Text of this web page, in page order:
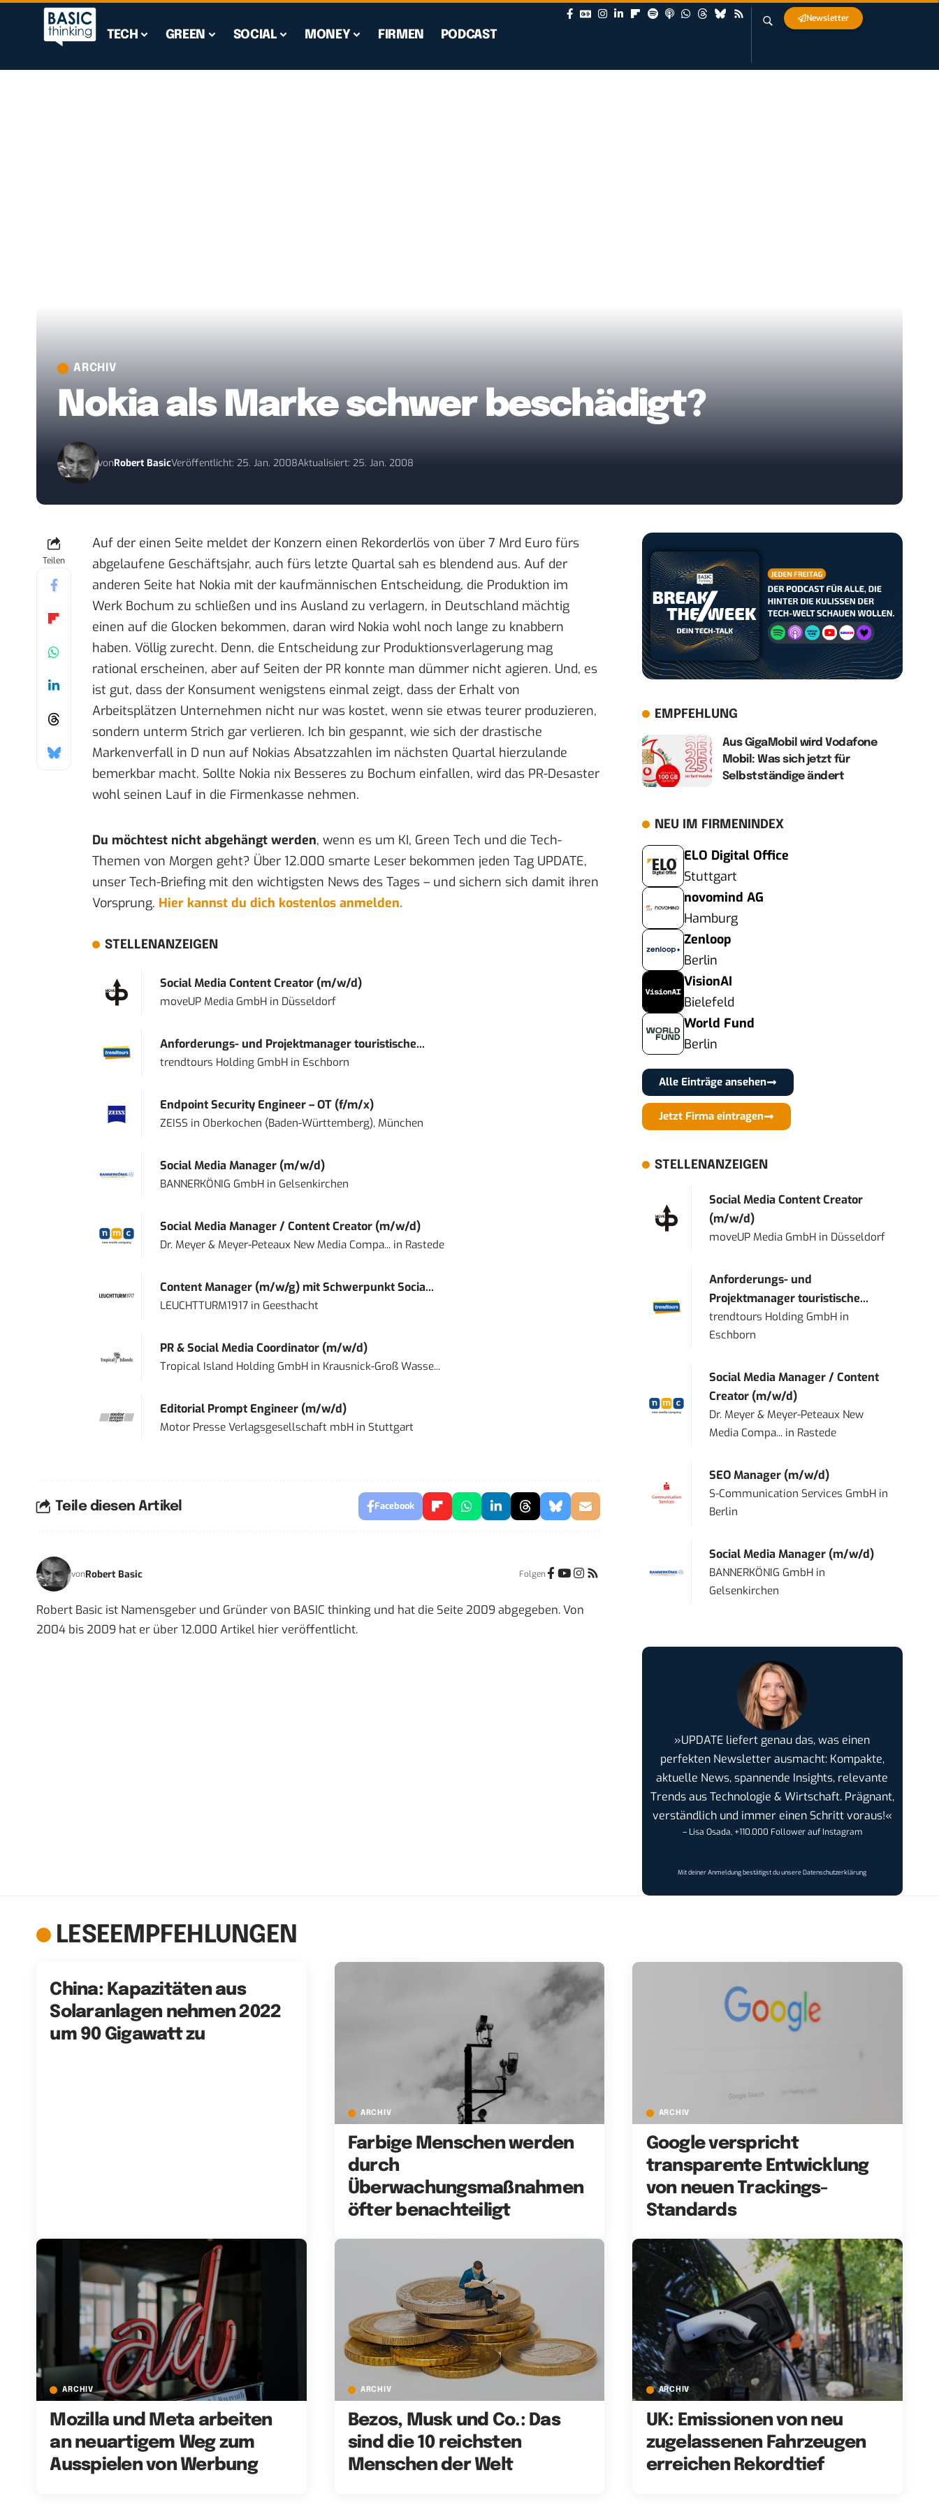
TECH GREEN SOCIAL MONEY FIRMEN PODCAST
Newsletter
ARCHIV
Nokia als Marke schwer beschädigt?
vonRobert BasicVeröffentlicht: 25. Jan. 2008Aktualisiert: 25. Jan. 2008
Teilen
Auf der einen Seite meldet der Konzern einen Rekorderlös von über 7 Mrd Euro fürs
abgelaufene Geschäftsjahr, auch fürs letzte Quartalsah es blendend aus. Auf der
anderen Seite hat Nokia mit der kaufmännischen Entscheidung, die Produktion im
Werk Bochum zu schließen und ins Ausland zu verlagern, in Deutschland mächtig
einen auf die Glocken bekommen, daran wird Nokia wohl noch lange zu knabbern
haben. Völlig zurecht. Denn, die Entscheidung zur Produktionsverlagerung mag
rational erscheinen, aber auf Seiten der PR konnte man dümmer nicht agieren. Und, es
ist gut, dass der Konsument wenigstens einmal zeigt, dass der Erhalt von
Arbeitsplätzen Unternehmen nicht nur was kostet, wenn sie etwas teurer produzieren,
sondern unterm Strich gar verlieren. Ich bin gespannt, wie sich der drastische
Markenverfallin D nun auf Nokias Absatzzahlen im nächsten Quartal hierzulande
bemerkbar macht. Sollte Nokia nix Besseres zu Bochum einfallen, wird das PR-Desaster
wohl seinen Lauf in die Firmenkasse nehmen.
Du möchtest nicht abgehängt werden, wenn es um KI, Green Tech und die Tech-
Themen von Morgen geht? Über 12.000 smarte Leser bekommen jeden Tag UPDATE,
unser Tech-Briefing mit den wichtigsten News des Tages – und sichern sich damit ihren
Vorsprung. Hier kannst du dich kostenlos anmelden.
STELLENANZEIGEN
Social Media Content Creator (m/w/d)
moveUP Media GmbHin Düsseldorf
Anforderungs- und Projektmanager touristische...
trendtours Holding GmbHin Eschborn
Endpoint Security Engineer – OT (f/m/x)
ZEISS in Oberkochen (Baden-Württemberg), München
Social Media Manager (m/w/d)
BANNERKÖNIG GmbHin Gelsenkirchen
Social Media Manager / Content Creator (m/w/d)
Dr. Meyer & Meyer-Peteaux New Media Compa...in Rastede
Content Manager (m/w/g) mit Schwerpunkt Socia...
LEUCHTTURM1917in Geesthacht
PR & Social Media Coordinator (m/w/d)
Tropical Island Holding GmbHin Krausnick-Groß Wasse...
Editorial Prompt Engineer (m/w/d)
Motor Presse Verlagsgesellschaft mbHin Stuttgart
Teile diesen Artikel Facebook
vonRobert Basic Folgen
Robert Basic ist Namensgeber und Gründer von BASIC thinking und hat die Seite 2009 abgegeben. Von
2004 bis 2009 hat er über 12.000 Artikel hier veröffentlicht.
EMPFEHLUNG
Aus GigaMobil wird Vodafone
Mobil: Was sich jetzt für
Selbstständige ändert
NEU IM FIRMENINDEX
ELO Digital Office
Stuttgart
novomind AG
Hamburg
Zenloop
Berlin
VisionAI
Bielefeld
World Fund
Berlin
Alle Einträge ansehen
Jetzt Firma eintragen
STELLENANZEIGEN
Social Media Content Creator
(m/w/d)
moveUP Media GmbH in Düsseldorf
Anforderungs- und
Projektmanager touristische...
trendtours Holding GmbH in
Eschborn
Social Media Manager / Content
Creator (m/w/d)
Dr. Meyer & Meyer-Peteaux New
Media Compa... in Rastede
SEO Manager (m/w/d)
S-Communication Services GmbH in
Berlin
Social Media Manager (m/w/d)
BANNERKÖNIG GmbH in
Gelsenkirchen
»UPDATE liefert genau das, was einen
perfekten Newsletter ausmacht: Kompakte,
aktuelle News, spannende Insights, relevante
Trends aus Technologie & Wirtschaft. Prägnant,
verständlich und immer einen Schritt voraus!«
– Lisa Osada, +110.000 Follower auf Instagram
Mit deiner Anmeldung bestätigst du unsereDatenschutzerklärung
LESEEMPFEHLUNGEN
China: Kapazitäten aus
Solaranlagen nehmen 2022
um 90 Gigawatt zu
ARCHIV
Farbige Menschen werden
durch
Überwachungsmaßnahmen
öfter benachteiligt
ARCHIV
Google verspricht
transparente Entwicklung
von neuen Trackings-
Standards
ARCHIV
Mozilla und Meta arbeiten
an neuartigem Weg zum
Ausspielen von Werbung
ARCHIV
Bezos, Musk und Co.: Das
sind die 10 reichsten
Menschen der Welt
ARCHIV
UK: Emissionen von neu
zugelassenen Fahrzeugen
erreichen Rekordtief